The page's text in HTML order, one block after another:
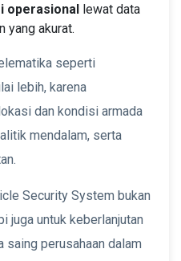
operasional lewat data
yang akurat.
seperti
lebih, karena
dan kondisi armada
mendalam, serta
Security System bukan
juga untuk keberlanjutan
saing perusahaan dalam